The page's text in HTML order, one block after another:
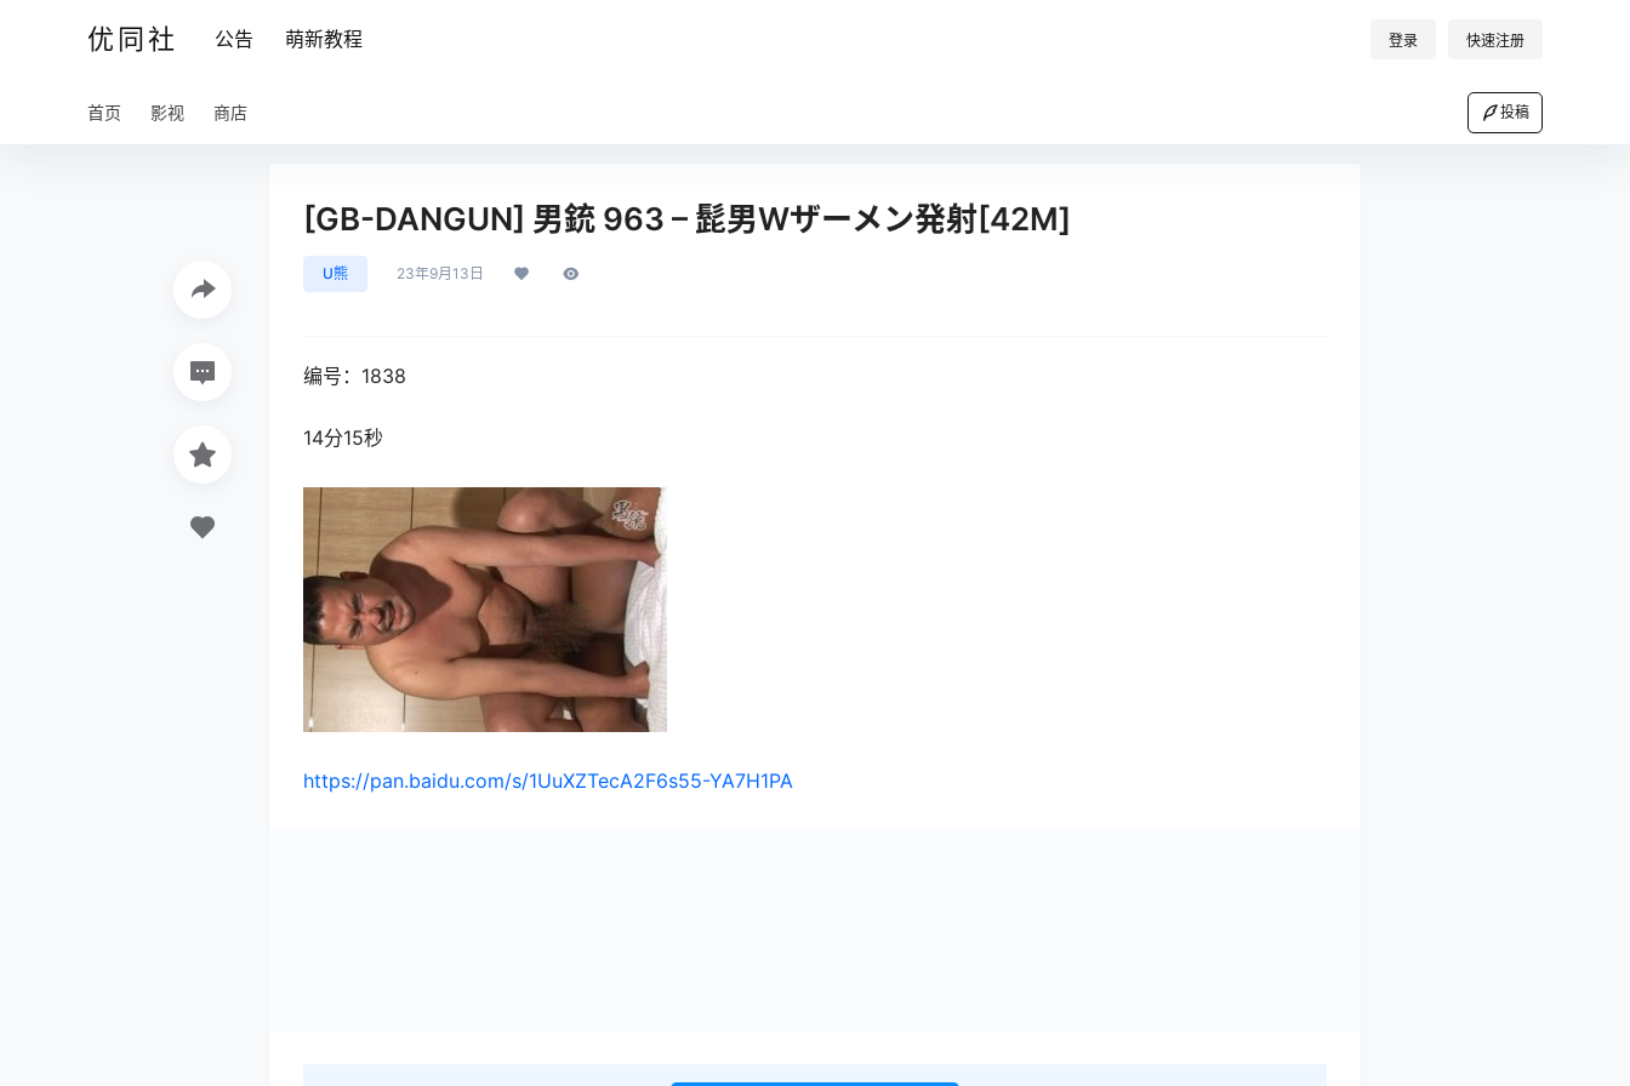
优同社 公告 萌新教程 登录 快速注册
首页 影视 商店 投稿
[GB-DANGUN] 男銃 963 – 髭男Wザーメン発射[42M]
U熊 23年9月13日
编号：1838
14分15秒
https://pan.baidu.com/s/1UuXZTecA2F6s55-YA7H1PA